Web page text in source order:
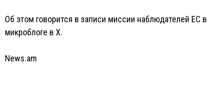
Об этом говорится в записи миссии наблюдателей ЕС в
микроблоге в Х.
News.am